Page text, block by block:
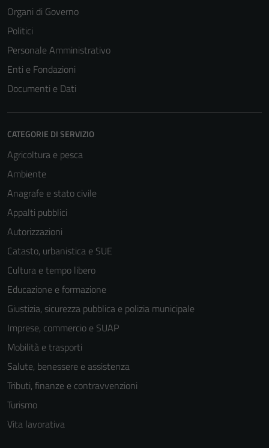
Organi di Governo
Politici
Personale Amministrativo
Enti e Fondazioni
Documenti e Dati
CATEGORIE DI SERVIZIO
Agricoltura e pesca
Ambiente
Anagrafe e stato civile
Appalti pubblici
Autorizzazioni
Catasto, urbanistica e SUE
Cultura e tempo libero
Educazione e formazione
Giustizia, sicurezza pubblica e polizia municipale
Imprese, commercio e SUAP
Mobilità e trasporti
Salute, benessere e assistenza
Tributi, finanze e contravvenzioni
Turismo
Vita lavorativa
informazioni